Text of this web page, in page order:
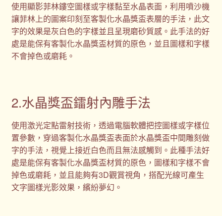
使用顯影菲林鏤空圖樣或字樣黏至水晶表面，利用噴沙機
讓菲林上的圖案印刻至客製化水晶獎盃表層的手法，此文
字的效果是灰白色的字樣並且呈現磨砂質感。此手法的好
處是能保有客製化水晶獎盃材質的原色，並且圖樣和字樣
不會掉色或磨耗。
2.水晶獎盃鐳射內雕手法
使用激光定點雷射技術，透過電腦軟體把控圖樣或字樣位
置參數，穿過客製化水晶獎盃表面於水晶獎盃中間雕刻做
字的手法，視覺上接近白色而且無法感觸到。此種手法好
處是能保有客製化水晶獎盃材質的原色，圖樣和字樣不會
掉色或磨耗，並且能夠有3D觀賞視角，搭配光線可產生
文字圖樣光影效果，繽紛夢幻。